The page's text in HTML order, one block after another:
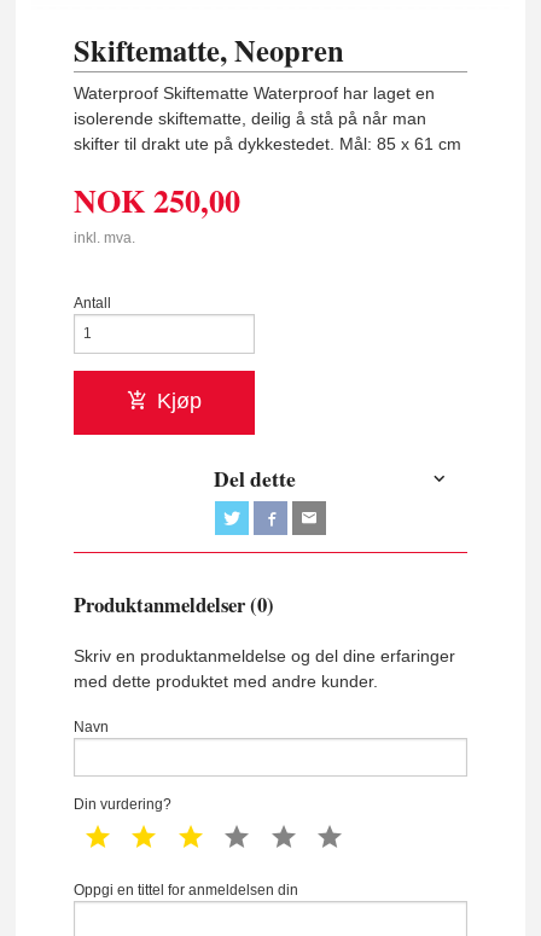
Skiftematte, Neopren
Waterproof Skiftematte Waterproof har laget en
isolerende skiftematte, deilig å stå på når man
skifter til drakt ute på dykkestedet. Mål: 85 x 61 cm
NOK250,00
inkl. mva.
Antall
Kjøp
Del dette
Produktanmeldelser (0)
Skriv en produktanmeldelse og del dine erfaringer
med dette produktet med andre kunder.
Navn
Din vurdering?
1 star 2 star 3 star 4 star 5 star
Oppgi en tittel for anmeldelsen din